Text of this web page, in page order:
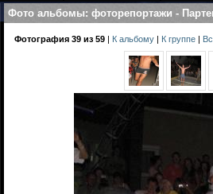
Фото альбомы: фоторепортажи -
Фотография 39 из 59 | К альбому | К группе |